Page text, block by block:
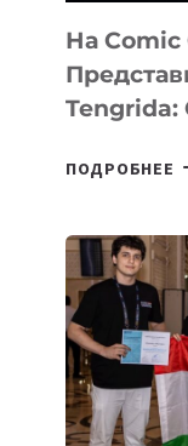
На Comic
Tengrida:
ПОДРОБНЕЕ